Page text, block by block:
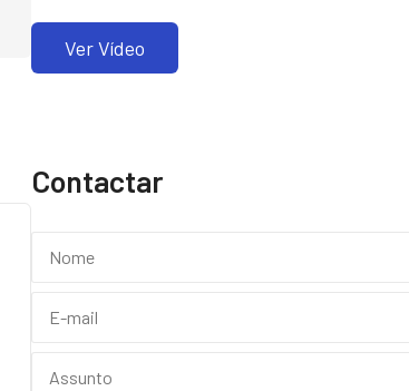
Ver Vídeo
Contactar